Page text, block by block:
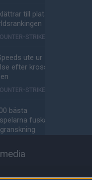
till plats
STRIKE
ute ur
efter kross i
STRIKE
bästa
fuskar
ut att bli